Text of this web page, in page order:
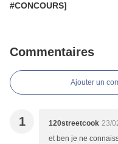
#CONCOURS]
Commentaires
Ajouter un
1 120streetcook 23/
et ben je ne